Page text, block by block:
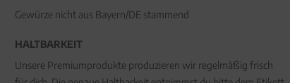
Gewürze nicht aus Bayern/DE stammend
HALTBARKEIT
Unsere Premiumprodukte produzieren wir regelmäßig frisch